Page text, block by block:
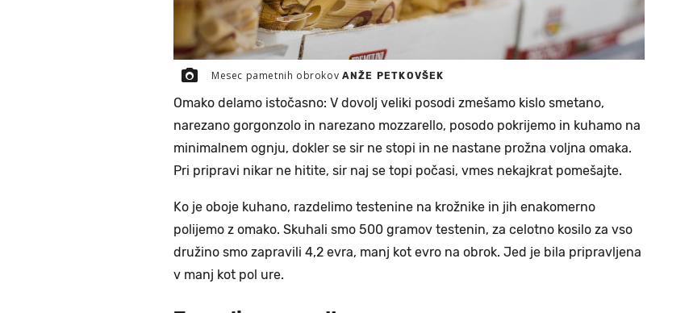
Mesec pametnih obrokov ANŽE PETKOVŠEK
Omako delamo istočasno: V dovolj veliki posodi zmešamo kislo smetano,
narezano gorgonzolo in narezano mozzarello, posodo pokrijemo in kuhamo na
minimalnem ognju, dokler se sir ne stopi in ne nastane prožna voljna omaka.
Pri pripravi nikar ne hitite, sir naj se topi počasi, vmes nekajkrat pomešajte.
Ko je oboje kuhano, razdelimo testenine na krožnike in jih enakomerno
polijemo z omako. Skuhali smo 500 gramov testenin, za celotno kosilo za vso
družino smo zapravili 4,2 evra, manj kot evro na obrok. Jed je bila pripravljena
v manj kot pol ure.